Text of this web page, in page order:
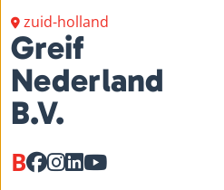
zuid-holland
Greif
Nederland
B.V.
B